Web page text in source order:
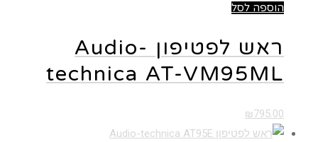
הוספה לסל
ראש לפטיפון Audio-
technica AT-VM95ML
₪795.00